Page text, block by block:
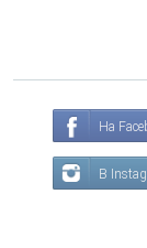
На
В